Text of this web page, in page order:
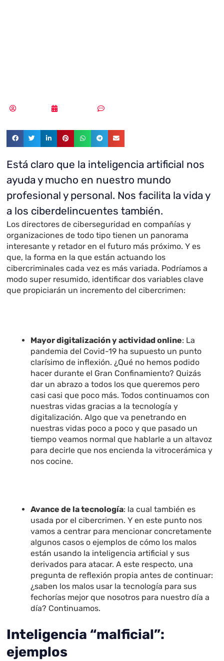
Está claro que la inteligencia artificial nos
ayuda y mucho en nuestro mundo
profesional y personal. Nos facilita la vida y
a los ciberdelincuentes también.
Los directores de ciberseguridad en compañías y
organizaciones de todo tipo tienen un panorama
interesante y retador en el futuro más próximo. Y es
que, la forma en la que están actuando los
cibercriminales cada vez es más variada. Podríamos a
modo super resumido, identificar dos variables clave
que propiciarán un incremento del cibercrimen:
Mayor digitalización y actividad online: La
pandemia del Covid-19 ha supuesto un punto
clarísimo de inflexión. ¿Qué no hemos podido
hacer durante el Gran Confinamiento? Quizás
dar un abrazo a todos los que queremos pero
casi casi que poco más. Todos continuamos con
nuestras vidas gracias a la tecnología y
digitalización. Algo que va penetrando en
nuestras vidas poco a poco y que pasado un
tiempo veamos normal que hablarle a un altavoz
para decirle que nos encienda la vitrocerámica y
nos cocine.
Avance de la tecnología: la cual también es
usada por el cibercrimen. Y en este punto nos
vamos a centrar para mencionar concretamente
algunos casos o ejemplos de cómo los malos
están usando la inteligencia artificial y sus
derivados para atacar. A este respecto, una
pregunta de reflexión propia antes de continuar:
¿saben los malos usar la tecnología para sus
fechorías mejor que nosotros para nuestro día a
día? Continuamos.
Inteligencia “malficial”:
ejemplos